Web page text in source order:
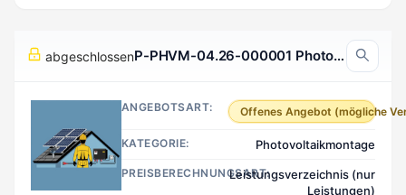
abgeschlossen P-PHVM-04.26-000001 Photovoltaikmontage, Stuttgart Deutschland
ANGEBOTSART: Offenes Angebot (mögliche
KATEGORIE: Photovoltaikmontage
PREISBERECHNUNGSART:Leistungsverzeichnis (nur
Leistungen)